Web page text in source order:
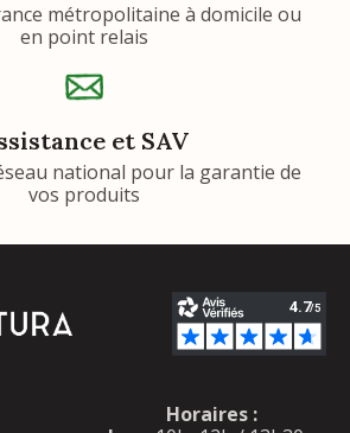
métropolitaine à domicile ou
en point relais
et SAV
national pour la garantie de
vos produits
Horaires :